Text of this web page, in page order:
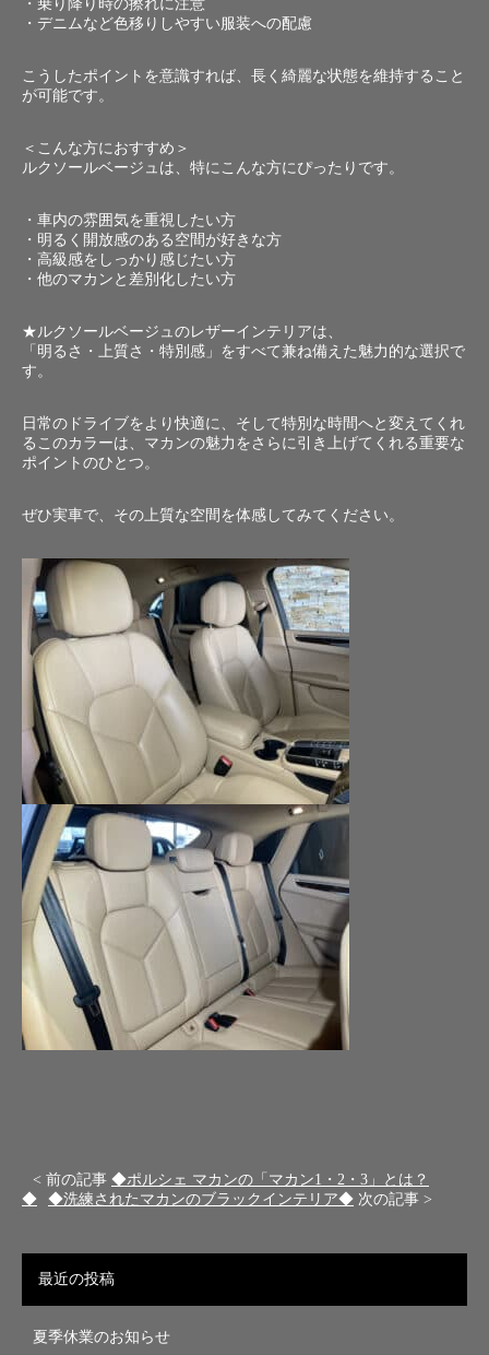
・乗り降り時の擦れに注意
・デニムなど色移りしやすい服装への配慮
こうしたポイントを意識すれば、長く綺麗な状態を維持すること
が可能です。
＜こんな方におすすめ＞
ルクソールベージュは、特にこんな方にぴったりです。
・車内の雰囲気を重視したい方
・明るく開放感のある空間が好きな方
・高級感をしっかり感じたい方
・他のマカンと差別化したい方
★ルクソールベージュのレザーインテリアは、
「明るさ・上質さ・特別感」をすべて兼ね備えた魅力的な選択で
す。
日常のドライブをより快適に、そして特別な時間へと変えてくれ
るこのカラーは、マカンの魅力をさらに引き上げてくれる重要な
ポイントのひとつ。
ぜひ実車で、その上質な空間を体感してみてください。
< 前の記事 ◆ポルシェ マカンの「マカン1・2・3」とは？
◆
◆洗練されたマカンのブラックインテリア◆ 次の記事 >
最近の投稿
夏季休業のお知らせ